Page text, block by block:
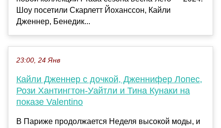
Шоу посетили Скарлетт Йоханссон, Кайли
Дженнер, Бенедик...
23:00, 24 Янв
Кайли Дженнер с дочкой, Дженнифер Лопес,
Рози Хантингтон-Уайтли и Тина Кунаки на
показе Valentino
В Париже продолжается Неделя высокой моды, и